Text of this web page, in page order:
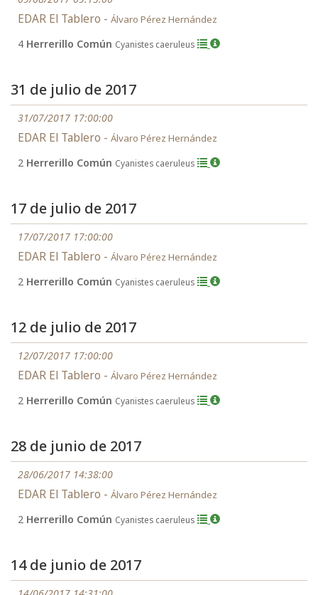
EDAR El Tablero - Álvaro Pérez Hernández
4 Herrerillo Común Cyanistes caeruleus
31 de julio de 2017
31/07/2017 17:00:00
EDAR El Tablero - Álvaro Pérez Hernández
2 Herrerillo Común Cyanistes caeruleus
17 de julio de 2017
17/07/2017 17:00:00
EDAR El Tablero - Álvaro Pérez Hernández
2 Herrerillo Común Cyanistes caeruleus
12 de julio de 2017
12/07/2017 17:00:00
EDAR El Tablero - Álvaro Pérez Hernández
2 Herrerillo Común Cyanistes caeruleus
28 de junio de 2017
28/06/2017 14:38:00
EDAR El Tablero - Álvaro Pérez Hernández
2 Herrerillo Común Cyanistes caeruleus
14 de junio de 2017